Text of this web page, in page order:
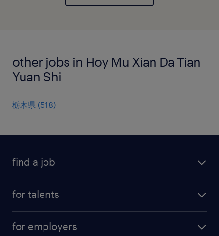
other jobs in Hoy Mu Xian Da Tian
Yuan Shi
栃木県 (518)
find a job
for talents
for employers